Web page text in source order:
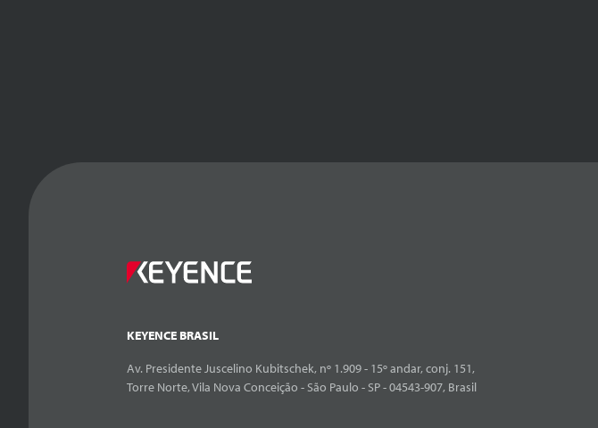
KEYENCE BRASIL
Av. Presidente Juscelino Kubitschek, nº 1.909 - 15º andar, conj. 151,
Torre Norte, Vila Nova Conceição - São Paulo - SP - 04543-907, Brasil